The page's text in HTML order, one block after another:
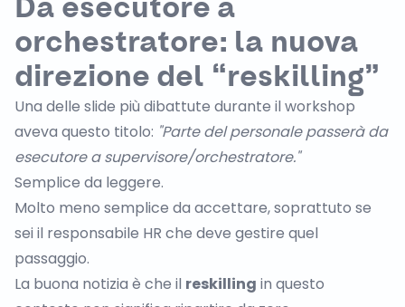
Da esecutore a
orchestratore: la nuova
direzione del “reskilling”
Una delle slide più dibattute durante il workshop
aveva questo titolo: "Parte del personale passerà da
esecutore a supervisore/orchestratore."
Semplice da leggere.
Molto meno semplice da accettare, soprattuto se
sei il responsabile HR che deve gestire quel
passaggio.
La buona notizia è che il reskilling in questo